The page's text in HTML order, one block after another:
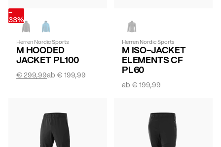
-
33%
Herren Nordic Sports
M HOODED
JACKET PL100
ab€ 199,99
€ 299,99
Herren Nordic Sports
M ISO-JACKET
ELEMENTS CF
PL60
ab€ 199,99